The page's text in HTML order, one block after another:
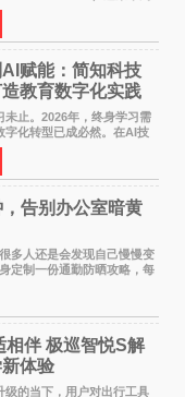
、文娱、资本的国际盛
产业落地的前沿风向。 当
赋能：简知科技
教育数字化实践
止。2026年，终身学习需
字化转型已成必然。在AI技
域的形式下，传统在线教
内容监管之难、数据安全之
，告别办公室暗黄
人还是会发现自己慢慢变
定制一份通勤防晒攻略，每
相伴 极巡智悦S解
体验
级的当下，用户对出行工具